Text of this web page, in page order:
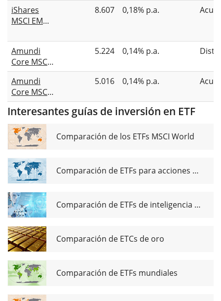
iShares
MSCI EM
(Acc)
8.607 0,18% p.a.
Amundi
Core MSCI
Emerging
Markets
Swap
UCITS ETF
Dist
5.224 0,14% p.a.
Amundi
Core MSCI
Emerging
Markets
Swap
UCITS ETF
Acc
5.016 0,14% p.a.
Interesantes guías de inversión en ETF
Comparación de los ETFs MSCI World
Comparación de ETFs para acciones de dividendos globales
Comparación de ETFs de inteligencia artificial
Comparación de ETCs de oro
Comparación de ETFs mundiales